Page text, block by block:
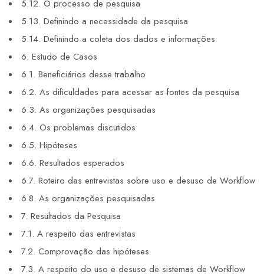
5.12. O processo de pesquisa
5.13. Definindo a necessidade da pesquisa
5.14. Definindo a coleta dos dados e informações
6. Estudo de Casos
6.1. Beneficiários desse trabalho
6.2. As dificuldades para acessar as fontes da pesquisa
6.3. As organizações pesquisadas
6.4. Os problemas discutidos
6.5. Hipóteses
6.6. Resultados esperados
6.7. Roteiro das entrevistas sobre uso e desuso de Workflow
6.8. As organizações pesquisadas
7. Resultados da Pesquisa
7.1. A respeito das entrevistas
7.2. Comprovação das hipóteses
7.3. A respeito do uso e desuso de sistemas de Workflow